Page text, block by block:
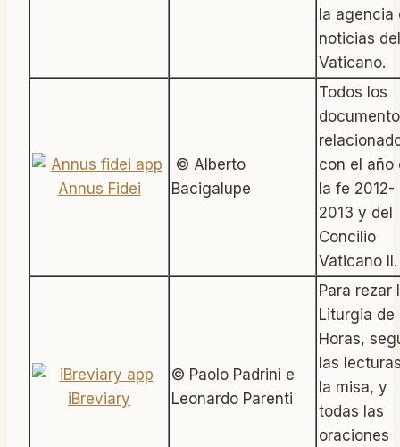
la agencia
noticias del
Vaticano.
Annus Fidei
© Alberto
Bacigalupe
Todos los
con el año
la fe 2012-
2013 y del
Concilio
Vaticano II.
iBreviary
© Paolo Padrini e
Leonardo Parenti
Para rezar
Liturgia de
Horas,
las
la misa, y
todas las
oraciones